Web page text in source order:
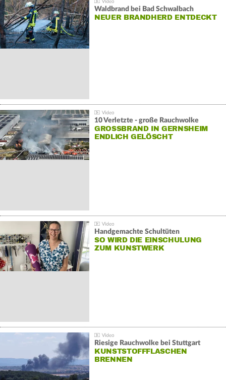
Waldbrand bei Bad Schwalbach
NEUER BRANDHERD ENTDECKT
10 Verletzte - große Rauchwolke
GROSSBRAND IN GERNSHEIM E
NDLICH GELÖSCHT
Handgemachte Schultüten
SO WIRD DIE EINSCHULUNG
ZUM KUNSTWERK
Riesige Rauchwolke bei Stuttgart
KUNSTSTOFFFLASCHEN
BRENNEN